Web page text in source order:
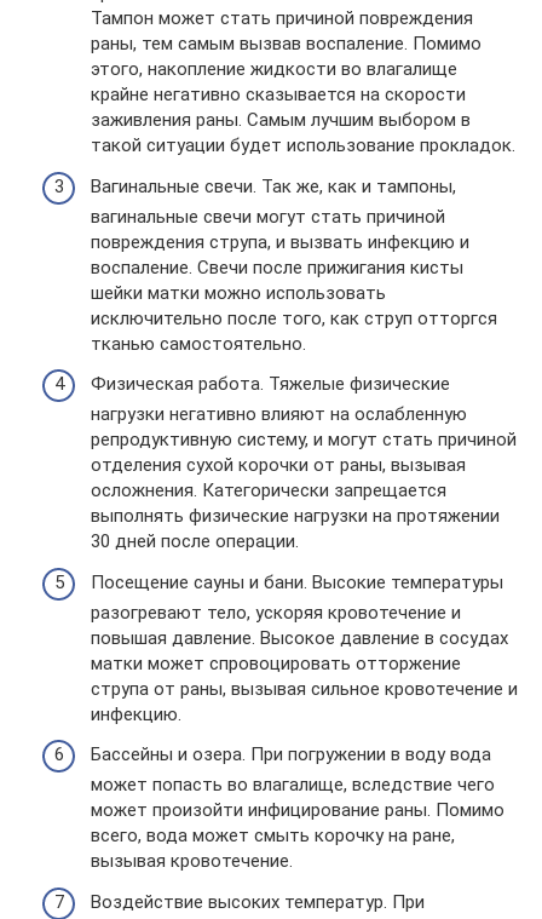
Тампон может стать причиной повреждения
раны, тем самым вызвав воспаление. Помимо
этого, накопление жидкости во влагалище
крайне негативно сказывается на скорости
заживления раны. Самым лучшим выбором в
такой ситуации будет использование прокладок.
Вагинальные свечи. Так же, как и тампоны,
вагинальные свечи могут стать причиной
повреждения струпа, и вызвать инфекцию и
воспаление. Свечи после прижигания кисты
шейки матки можно использовать
исключительно после того, как струп отторгся
тканью самостоятельно.
Физическая работа. Тяжелые физические
нагрузки негативно влияют на ослабленную
репродуктивную систему, и могут стать причиной
отделения сухой корочки от раны, вызывая
осложнения. Категорически запрещается
выполнять физические нагрузки на протяжении
30 дней после операции.
Посещение сауны и бани. Высокие температуры
разогревают тело, ускоряя кровотечение и
повышая давление. Высокое давление в сосудах
матки может спровоцировать отторжение
струпа от раны, вызывая сильное кровотечение и
инфекцию.
Бассейны и озера. При погружении в воду вода
может попасть во влагалище, вследствие чего
может произойти инфицирование раны. Помимо
всего, вода может смыть корочку на ране,
вызывая кровотечение.
Воздействие высоких температур. При